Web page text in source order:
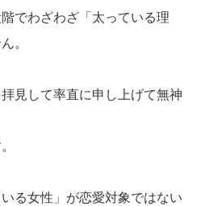
でわざわざ「太っている理
。
見して率直に申し上げて無神
る女性」が恋愛対象ではない